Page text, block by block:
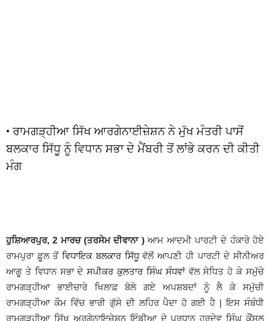
• ਰਾਮਗੜ੍ਹੀਆ ਸਿੱਖ ਆਰਗੇਨਾਈਜ਼ੇਸ਼ਨ ਨੇ ਮੁੱਖ ਮੰਤਰੀ ਪਾਸੋਂ
ਬਲਕਾਰ ਸਿੱਧੂ ਨੂੰ ਵਿਧਾਨ ਸਭਾ ਦੇ ਮੈਂਬਰੀ ਤੋਂ ਲਾਂਭੇ ਕਰਨ ਦੀ ਕੀਤੀ
ਮੰਗ
ਹੁਸ਼ਿਆਰਪੁਰ, 2 ਮਾਰਚ (ਤਰਸੇਮ ਦੀਵਾਨਾ )ਆਮ ਆਦਮੀ ਪਾਰਟੀ ਦੇ ਹੰਕਾਰੇ ਹੋਏ
ਰਾਮਪੁਰਾ ਫ਼ੂਲ ਤੋਂਵਿਧਾਇਕ ਬਲਕਾਰ ਸਿੱਧੂਵੱਲੋਂ ਆਪਣੀ ਹੀ ਪਾਰਟੀ ਦੇ ਸੀਨੀਅਰ
ਆਗੂ ਤੇ ਵਿਧਾਨ ਸਭਾ ਦੇਸਪੀਕਰ ਕੁਲਤਾਰ ਸਿੰਘ ਸੰਧਵਾਂਵੱਲ ਸੇਧਿਤ ਹੋ ਕੇ ਸਮੁੱਚੇ
ਰਾਮਗੜ੍ਹੀਆ ਭਾਈਚਾਰੇ ਖਿਲਾਫ਼ ਬੋਲੇ ਗਏ ਅਪਸ਼ਬਦਾਂ ਨੂੰ ਲੈ ਕੇ ਸਮੁੱਚੀ
ਰਾਮਗੜ੍ਹੀਆ ਕੌਮ ਵਿੱਚ ਭਾਰੀ ਗੁੱਸੇ ਦੀ ਲਹਿਰ ਪੈਦਾ ਹੋ ਗਈ ਹੈ | ਇਸ ਸੰਬੰਧੀ
ਰਾਮਗੜ੍ਹੀਆ ਸਿੱਖ ਅਰਗੇਨਾਇਜ਼ੇਸ਼ਨ ਇੰਡੀਆ ਦੇ ਪ੍ਰਧਾਨ ਹਰਦੇਵ ਸਿੰਘ ਕੌਂਸਲ